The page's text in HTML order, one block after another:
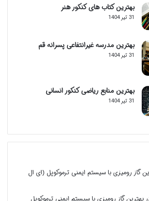
بهترین کتاب های کنکور هنر
31 تیر 1404
بهترین مدرسه غیرانتفاعی پسرانه قم
31 تیر 1404
بهترین منابع ریاضی کنکور انسانی
31 تیر 1404
گاز رومیزی با سیستم ایمنی ترموکوپل (ای ال
بهترین گاز رومیزی با سیستم ایمنی ترموکوپل